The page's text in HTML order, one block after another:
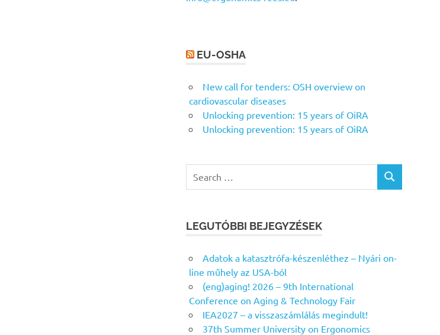
EU-OSHA
New call for tenders: OSH overview on
cardiovascular diseases
Unlocking prevention: 15 years of OiRA
Unlocking prevention: 15 years of OiRA
for:
SEARCH
LEGUTÓBBI BEJEGYZÉSEK
Adatok a katasztrófa-készenléthez – Nyári on-
line műhely az USA-ból
(eng)aging! 2026 – 9th International
Conference on Aging & Technology Fair
IEA2027 – a visszaszámlálás megindult!
37th Summer University on Ergonomics